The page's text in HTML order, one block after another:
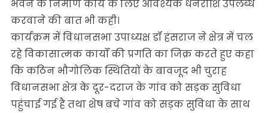
भवन के निर्माण कार्य के लिए आवश्यक धनराशि उपलब्ध
करवाने की बात भी कही।
कार्यक्रम में विधानसभा उपाध्यक्ष डॉ हंसराज ने क्षेत्र में चल
रहे विकासात्मक कार्यों की प्रगति का जिक्र करते हुए कहा
कि कठिन भौगोलिक स्थितियों के बावजूद भी चुराह
विधानसभा क्षेत्र के दूर-दराज के गांव को सड़क सुविधा
पहुंचाई गई है तथा शेष बचे गांव को सड़क सुविधा के साथ